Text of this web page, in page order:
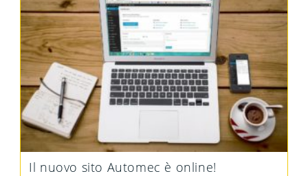
Il nuovo sito Automec è online!